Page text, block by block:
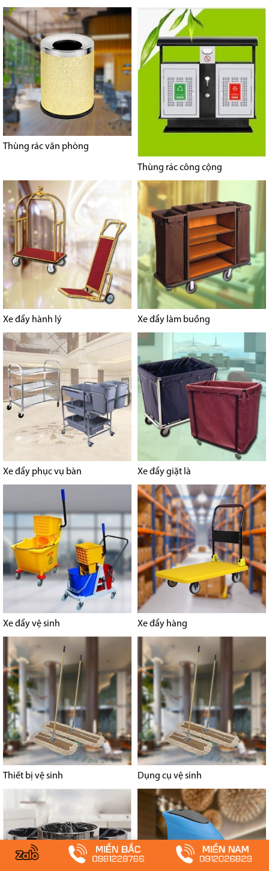
Thùng rác văn phòng
Thùng rác công cộng
Xe đẩy hành lý Xe đẩy làm buồng
Xe đẩy phục vụ bàn Xe đẩy giặt là
Xe đẩy vệ sinh Xe đẩy hàng
Thiết bị vệ sinh Dụng cụ vệ sinh